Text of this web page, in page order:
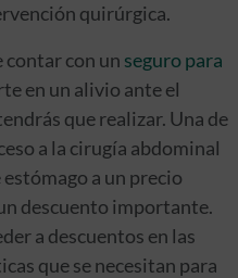
quirúrgica.
contar con un seguro para
en un alivio ante el
que realizar. Una de
a la cirugía abdominal
a un precio
descuento importante.
a descuentos en las
que se necesitan para